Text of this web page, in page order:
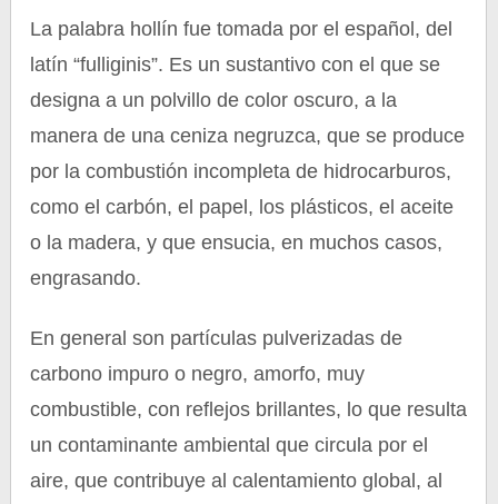
La palabra hollín fue tomada por el español, del
latín “fulliginis”. Es un sustantivo con el que se
designa a un polvillo de color oscuro, a la
manera de una ceniza negruzca, que se produce
por la combustión incompleta de hidrocarburos,
como el carbón, el papel, los plásticos, el aceite
o la madera, y que ensucia, en muchos casos,
engrasando.
En general son partículas pulverizadas de
carbono impuro o negro, amorfo, muy
combustible, con reflejos brillantes, lo que resulta
un contaminante ambiental que circula por el
aire, que contribuye al calentamiento global, al